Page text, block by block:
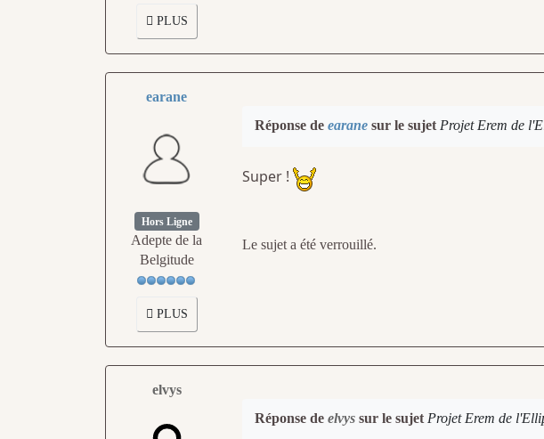
PLUS
earane
Hors Ligne
Adepte de la
Belgitude
PLUS
Réponse de earanesur le sujet Projet Erem de
Super !
Le sujet a été verrouillé.
elvys
Réponse de elvyssur le sujet Projet Erem de